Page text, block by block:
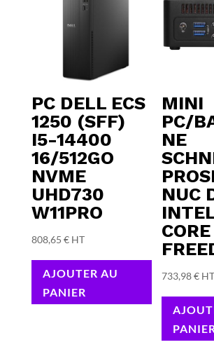
PC DELL ECS
1250 (SFF)
I5-14400
16/512GO
NVME
UHD730
W11PRO
808,65 € HT
AJOUTER AU
PANIER
MINI
PC/
NE
NUC
733,98€ HT